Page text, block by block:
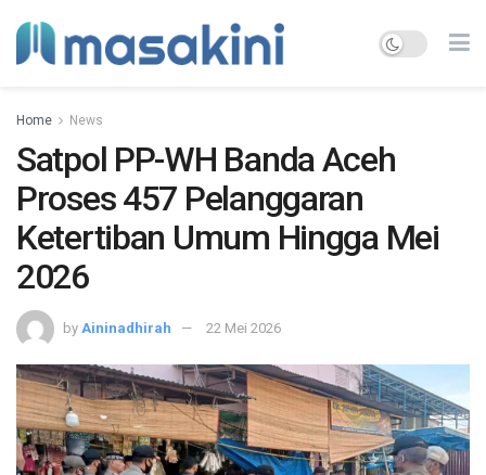
Home News
Satpol PP-WH Banda Aceh
Proses 457 Pelanggaran
Ketertiban Umum Hingga Mei
2026
by Aininadhirah 22 Mei 2026